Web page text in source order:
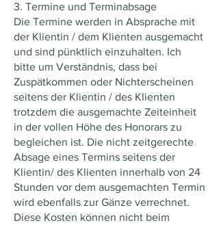
3. Termine und Terminabsage
Die Termine werden in Absprache mit
der Klientin / dem Klienten ausgemacht
und sind pünktlich einzuhalten. Ich
bitte um Verständnis, dass bei
Zuspätkommen oder Nichterscheinen
seitens der Klientin / des Klienten
trotzdem die ausgemachte Zeiteinheit
in der vollen Höhe des Honorars zu
begleichen ist. Die nicht zeitgerechte
Absage eines Termins seitens der
Klientin/ des Klienten innerhalb von 24
Stunden vor dem ausgemachten Termin
wird ebenfalls zur Gänze verrechnet.
Diese Kosten können nicht beim